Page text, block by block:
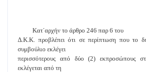
Κατ΄αρχήν το άρθρο 246 παρ 6 του
Δ.Κ.Κ. προβλέπει ότι σε περίπτωση που το
συμβούλιο εκλέγει
περισσότερους από δύο (2) εκπροσώπους
εκλέγεται από τη